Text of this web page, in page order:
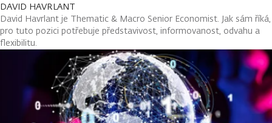
DAVID HAVRLANT
David Havrlant je Thematic & Macro Senior Economist. Jak sám říká,
pro tuto pozici potřebuje představivost, informovanost, odvahu a
flexibilitu.